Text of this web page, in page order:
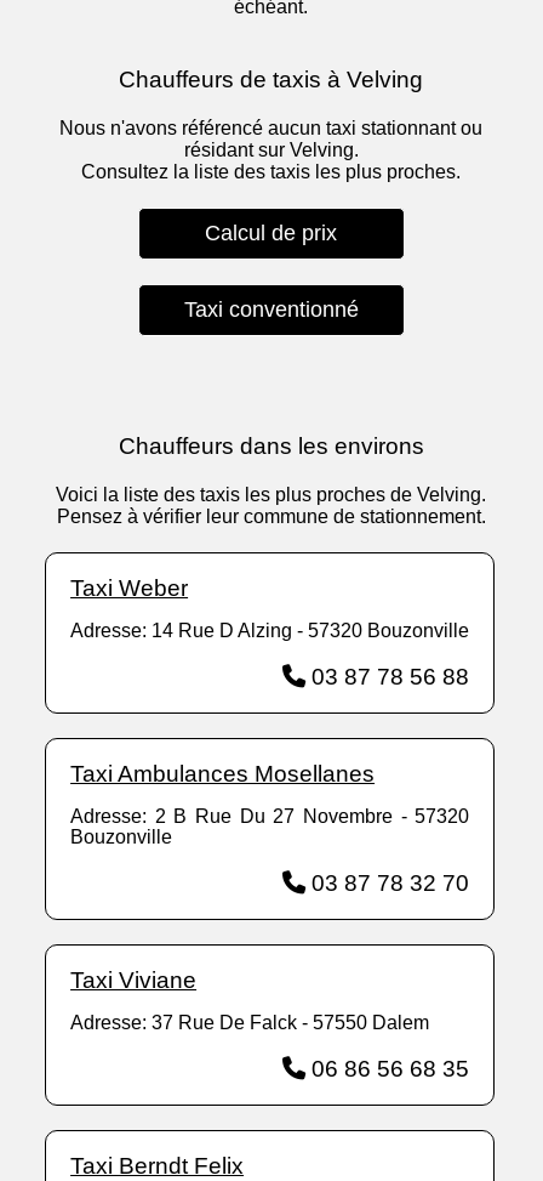
échéant.
Chauffeurs de taxis à Velving
Nous n'avons référencé aucun taxi stationnant ou
résidant sur Velving.
Consultez la liste des taxis les plus proches.
Calcul de prix
Taxi conventionné
Chauffeurs dans les environs
Voici la liste des taxis les plus proches de Velving.
Pensez à vérifier leur commune de stationnement.
Taxi Weber
Adresse: 14 Rue D Alzing - 57320 Bouzonville
03 87 78 56 88
Taxi Ambulances Mosellanes
Adresse: 2 B Rue Du 27 Novembre - 57320
Bouzonville
03 87 78 32 70
Taxi Viviane
Adresse: 37 Rue De Falck - 57550 Dalem
06 86 56 68 35
Taxi Berndt Felix